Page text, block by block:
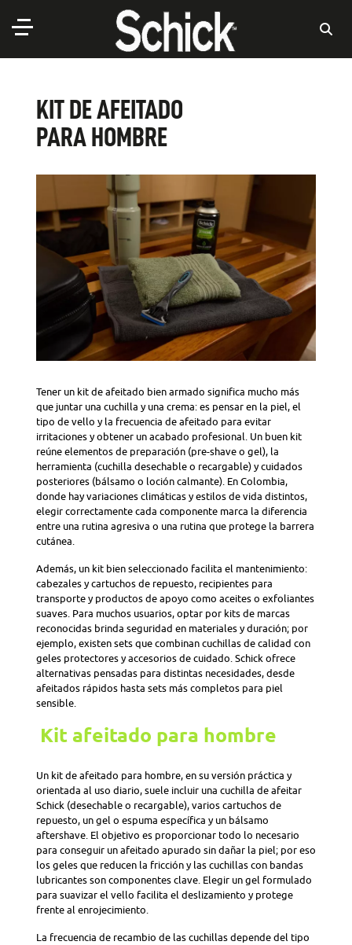
KIT DE AFEITADO
PARA HOMBRE
Tener un kit de afeitado bien armado significa mucho más
que juntar una cuchilla y una crema: es pensar en la piel, el
tipo de vello y la frecuencia de afeitado para evitar
irritaciones y obtener un acabado profesional. Un buen kit
reúne elementos de preparación (pre-shave o gel), la
herramienta (cuchilla desechable o recargable) y cuidados
posteriores (bálsamo o loción calmante). En Colombia,
donde hay variaciones climáticas y estilos de vida distintos,
elegir correctamente cada componente marca la diferencia
entre una rutina agresiva o una rutina que protege la barrera
cutánea.
Además, un kit bien seleccionado facilita el mantenimiento:
cabezales y cartuchos de repuesto, recipientes para
transporte y productos de apoyo como aceites o exfoliantes
suaves. Para muchos usuarios, optar por kits de marcas
reconocidas brinda seguridad en materiales y duración; por
ejemplo, existen sets que combinan cuchillas de calidad con
geles protectores y accesorios de cuidado. Schick ofrece
alternativas pensadas para distintas necesidades, desde
afeitados rápidos hasta sets más completos para piel
sensible.
Kit afeitado para hombre
Un kit de afeitado para hombre, en su versión práctica y
orientada al uso diario, suele incluir una cuchilla de afeitar
Schick (desechable o recargable), varios cartuchos de
repuesto, un gel o espuma específica y un bálsamo
aftershave. El objetivo es proporcionar todo lo necesario
para conseguir un afeitado apurado sin dañar la piel; por eso
los geles que reducen la fricción y las cuchillas con bandas
lubricantes son componentes clave. Elegir un gel formulado
para suavizar el vello facilita el deslizamiento y protege
frente al enrojecimiento.
La frecuencia de recambio de las cuchillas depende del tipo